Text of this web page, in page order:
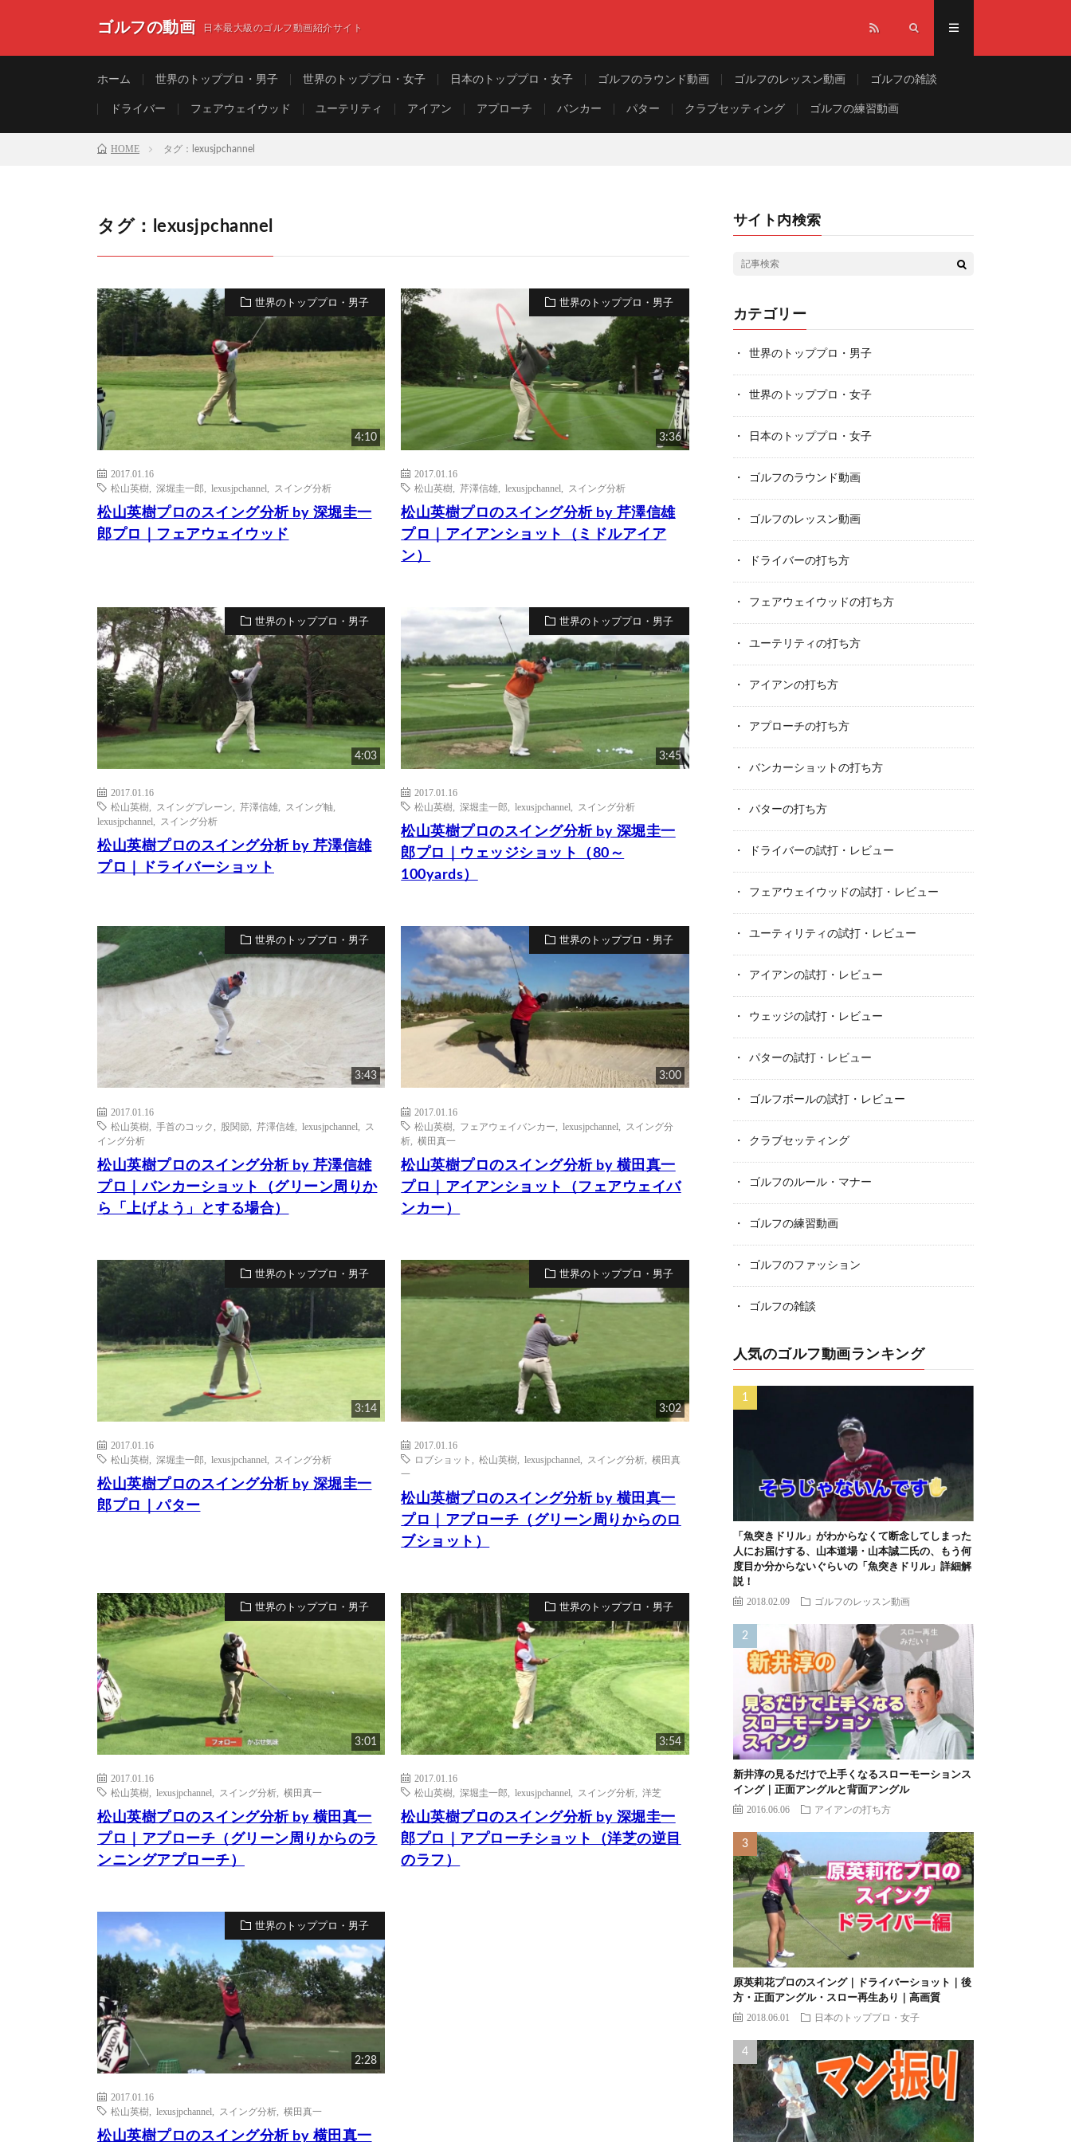
ゴルフの動画 日本最大級のゴルフ動画紹介サイト
ホーム 世界のトッププロ・男子 世界のトッププロ・女子 日本のトッププロ・女子 ゴルフのラウンド動画 ゴルフのレッスン動画 ゴルフの雑談
ドライバー フェアウェイウッド ユーテリティ アイアン アプローチ バンカー パター クラブセッティング ゴルフの練習動画
HOME タグ：lexusjpchannel
タグ：lexusjpchannel
世界のトッププロ・男子
4:10
2017.01.16
松山英樹
深堀圭一郎 lexusjpchannel スイング分析
松山英樹プロのスイング分析 by 深堀圭一
郎プロ｜フェアウェイウッド
世界のトッププロ・男子
3:36
2017.01.16
松山英樹 ,芹澤信雄 ,lexusjpchannel スイング分析
松山英樹プロのスイング分析 by 芹澤信雄
プロ｜アイアンショット（ミドルアイア
ン）
世界のトッププロ・男子
4:03
2017.01.16
松山英樹
スイングプレーン 芹澤信雄 スイング軸
lexusjpchannel
スイング分析
松山英樹プロのスイング分析 by 芹澤信雄
プロ｜ドライバーショット
世界のトッププロ・男子
3:45
2017.01.16
松山英樹 ,深堀圭一郎 ,lexusjpchannel スイング分析
松山英樹プロのスイング分析 by 深堀圭一
郎プロ｜ウェッジショット（80～
100yards）
世界のトッププロ・男子
3:43
2017.01.16
松山英樹
手首のコック 股関節 芹澤信雄 lexusjpchannel
ス
イング分析
松山英樹プロのスイング分析 by 芹澤信雄
プロ｜バンカーショット（グリーン周りか
ら「上げよう」とする場合）
世界のトッププロ・男子
3:00
2017.01.16
松山英樹
フェアウェイバンカー ,lexusjpchannel
スイング分
析 ,横田真一
松山英樹プロのスイング分析 by 横田真一
プロ｜アイアンショット（フェアウェイバ
ンカー）
世界のトッププロ・男子
3:14
2017.01.16
松山英樹
深堀圭一郎 lexusjpchannel スイング分析
松山英樹プロのスイング分析 by 深堀圭一
郎プロ｜パター
世界のトッププロ・男子
3:02
2017.01.16
ロブショット
,松山英樹 ,lexusjpchannel スイング分析 ,横田真
一
松山英樹プロのスイング分析 by 横田真一
プロ｜アプローチ（グリーン周りからのロ
ブショット）
世界のトッププロ・男子
3:01
2017.01.16
松山英樹
lexusjpchannel スイング分析 横田真一
松山英樹プロのスイング分析 by 横田真一
プロ｜アプローチ（グリーン周りからのラ
ンニングアプローチ）
世界のトッププロ・男子
3:54
2017.01.16
松山英樹 ,深堀圭一郎 ,lexusjpchannel スイング分析 ,洋芝
松山英樹プロのスイング分析 by 深堀圭一
郎プロ｜アプローチショット（洋芝の逆目
のラフ）
世界のトッププロ・男子
2:28
2017.01.16
松山英樹
lexusjpchannel スイング分析 横田真一
松山英樹プロのスイング分析 by 横田真一
サイト内検索
カテゴリー
世界のトッププロ・男子
世界のトッププロ・女子
日本のトッププロ・女子
ゴルフのラウンド動画
ゴルフのレッスン動画
ドライバーの打ち方
フェアウェイウッドの打ち方
ユーテリティの打ち方
アイアンの打ち方
アプローチの打ち方
バンカーショットの打ち方
パターの打ち方
ドライバーの試打・レビュー
フェアウェイウッドの試打・レビュー
ユーティリティの試打・レビュー
アイアンの試打・レビュー
ウェッジの試打・レビュー
パターの試打・レビュー
ゴルフボールの試打・レビュー
クラブセッティング
ゴルフのルール・マナー
ゴルフの練習動画
ゴルフのファッション
ゴルフの雑談
人気のゴルフ動画ランキング
「魚突きドリル」がわからなくて断念してしまった
人にお届けする、山本道場・山本誠二氏の、もう何
度目か分からないぐらいの「魚突きドリル」詳細解
説！
2018.02.09 ゴルフのレッスン動画
新井淳の見るだけで上手くなるスローモーションス
イング｜正面アングルと背面アングル
2016.06.06 アイアンの打ち方
原英莉花プロのスイング｜ドライバーショット｜後
方・正面アングル・スロー再生あり｜高画質
2018.06.01 日本のトッププロ・女子